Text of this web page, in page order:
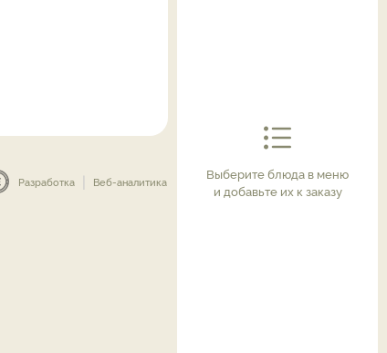
Выберите блюда в меню
и добавьте их к заказу
Разработка | Веб-аналитика